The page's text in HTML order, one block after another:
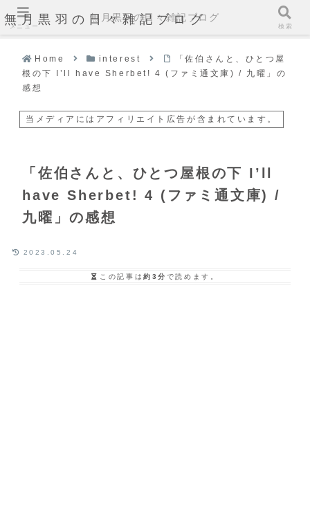
無月黒羽の日々雑記ブログ
Home interest
「佐伯さんと、ひとつ屋
根の下 I’ll have Sherbet! 4 (ファミ通文庫) / 九曜」の
感想
当メディアにはアフィリエイト広告が含まれています。
「佐伯さんと、ひとつ屋根の下 I’ll
have Sherbet! 4 (ファミ通文庫) /
九曜」の感想
2023.05.24
この記事は約3分 で読めます。
メニュー
無月黒羽の日々雑記ブログ
検索